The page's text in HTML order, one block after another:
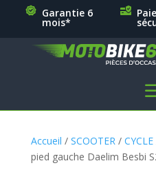
Garantie 6
mois*
Accueil / SCOOTER / CYCLE
pied gauche Daelim Besbi